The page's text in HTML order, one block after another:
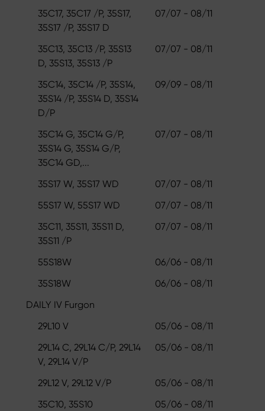
35C17, 35C17 /P, 35S17,
35S17 /P, 35S17 D
07/07 - 08/11
35C13, 35C13 /P, 35S13
D, 35S13, 35S13 /P
07/07 - 08/11
35C14, 35C14 /P, 35S14,
35S14 /P, 35S14 D, 35S14
D/P
09/09 - 08/11
35C14 G, 35C14 G/P,
35S14 G, 35S14 G/P,
35C14 GD,...
07/07 - 08/11
35S17 W, 35S17 WD
07/07 - 08/11
55S17 W, 55S17 WD
07/07 - 08/11
35C11, 35S11, 35S11 D,
35S11 /P
07/07 - 08/11
55S18W
06/06 - 08/11
35S18W
06/06 - 08/11
DAILY IV Furgon
29L10 V
05/06 - 08/11
29L14 C, 29L14 C/P, 29L14
V, 29L14 V/P
05/06 - 08/11
29L12 V, 29L12 V/P
05/06 - 08/11
35C10, 35S10
05/06 - 08/11